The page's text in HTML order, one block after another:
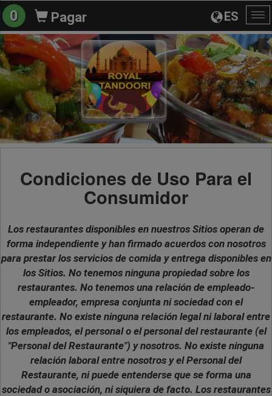
ES
0 Pagar
Condiciones de Uso Para el
Consumidor
Los restaurantes disponibles en nuestros Sitios operan de
forma independiente y han firmado acuerdos con nosotros
para prestar los servicios de comida y entrega disponibles en
los Sitios. No tenemos ninguna propiedad sobre los
restaurantes. No tenemos una relación de empleado-
empleador, empresa conjunta ni sociedad con el
restaurante. No existe ninguna relación legal ni laboral entre
los empleados, el personal o el personal del restaurante (el
"Personal del Restaurante") y nosotros. No existe ninguna
relación laboral entre nosotros y el Personal del
Restaurante, ni puede entenderse que se forma una
sociedad o asociación, ni siquiera de facto. Los restaurantes